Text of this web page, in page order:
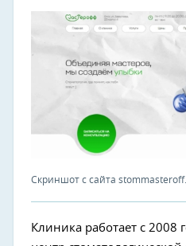
Скриншот с сайта
Клиника работает с 2008